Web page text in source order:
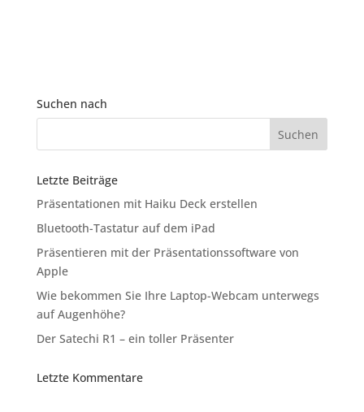
Suchen nach
Letzte Beiträge
Präsentationen mit Haiku Deck erstellen
Bluetooth-Tastatur auf dem iPad
Präsentieren mit der Präsentationssoftware von
Apple
Wie bekommen Sie Ihre Laptop-Webcam unterwegs
auf Augenhöhe?
Der Satechi R1 – ein toller Präsenter
Letzte Kommentare